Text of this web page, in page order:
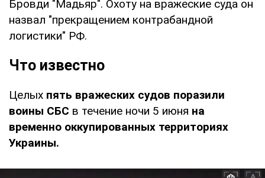
Бровди "Мадьяр". Охоту на вражеские суда он
назвал "прекращением контрабандной
логистики" РФ.
Что известно
Целых пять вражеских судов поразили
воины СБС в течение ночи 5 июня на
временно оккупированных территориях
Украины.